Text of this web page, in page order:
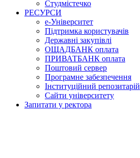
Студмістечко
РЕСУРСИ
е-Університет
Підтримка користувачів
Державні закупівлі
ОЩАДБАНК оплата
ПРИВАТБАНК оплата
Поштовий сервер
Програмне забезпечення
Інституційний репозитарій
Сайти університету
Запитати у ректора